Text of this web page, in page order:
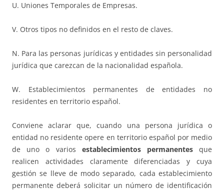
U. Uniones Temporales de Empresas.
V. Otros tipos no definidos en el resto de claves.
N. Para las personas jurídicas y entidades sin personalidad
jurídica que carezcan de la nacionalidad española.
W. Establecimientos permanentes de entidades no
residentes en territorio español.
Conviene aclarar que, cuando una persona jurídica o
entidad no residente opere en territorio español por medio
de uno o varios establecimientos permanentesque
realicen actividades claramente diferenciadas y cuya
gestión se lleve de modo separado, cada establecimiento
permanente deberá solicitar un número de identificación